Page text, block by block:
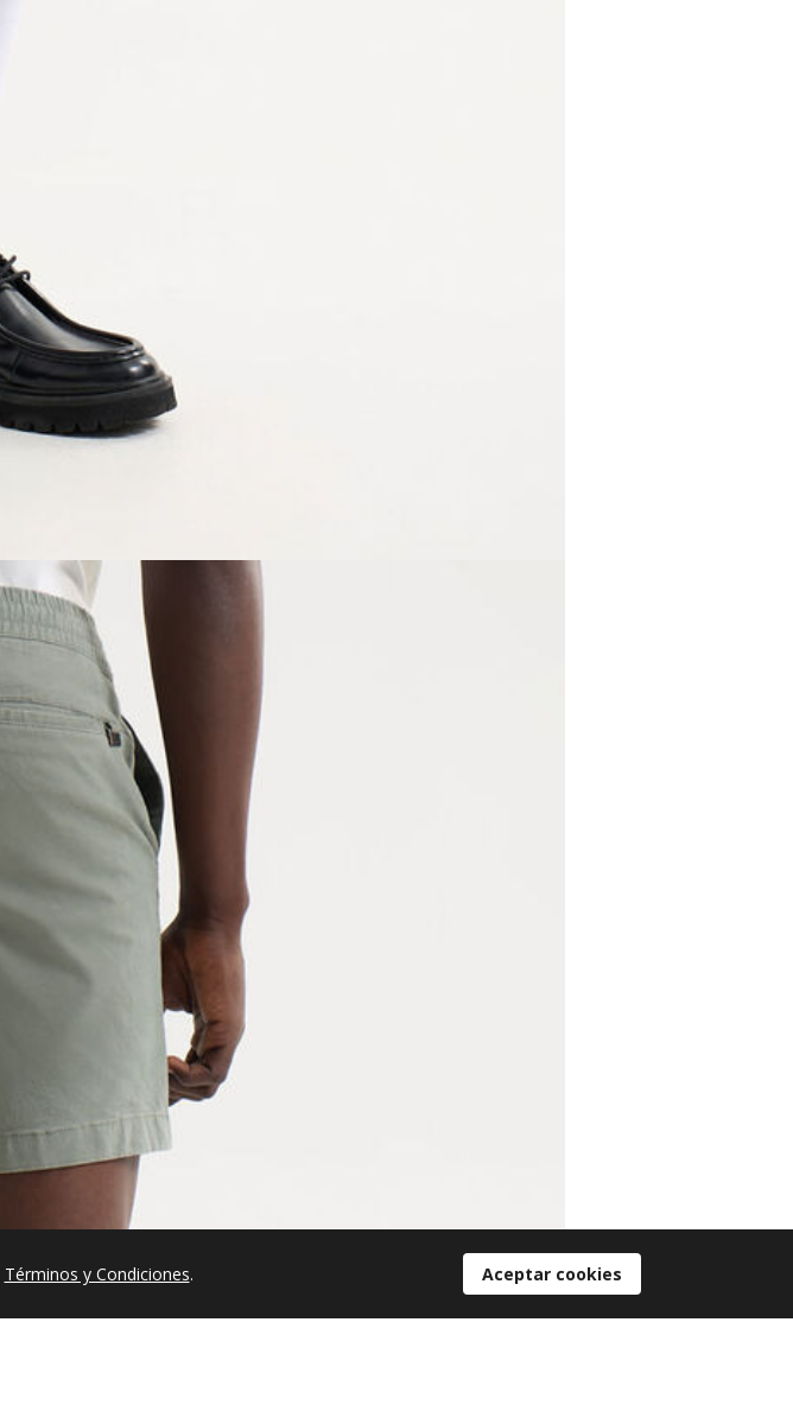
Términos y Condiciones. Aceptar cookies